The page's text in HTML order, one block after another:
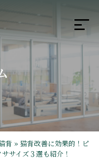
背 » 猫背改善に効果的！ピ
サイズ３選も紹介！